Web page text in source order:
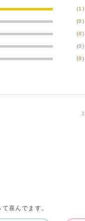
(1)
(0)
(0)
(0)
(0)
喜んでます。